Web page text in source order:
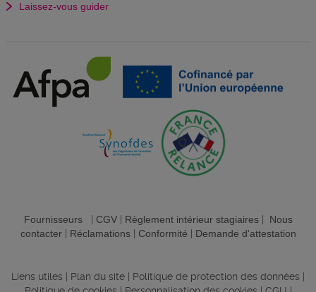
Laissez-vous guider
Fournisseurs| CGV| Règlement intérieur stagiaires| Nous
contacter| Réclamations| Conformité Demande d'attestation
Liens utiles Plan du site Politique de protection des données